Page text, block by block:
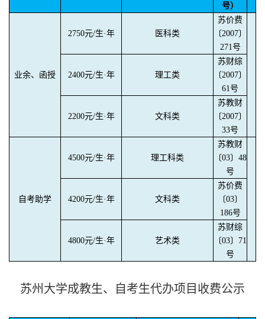
号）
业余、函授
2750元/生·年 医科类
苏价费
〔2007〕
271号
2400元/生·年 理工类
苏财综
〔2007〕
61号
2200元/生·年 文科类
苏教财
〔2007〕
33号
自考助学
4500元/生·年 理工科类
苏教财
〔03〕48
号
4200元/生·年 文科类
苏价费
〔03〕
186号
4800元/生·年 艺术类
苏财综
〔03〕71
号
苏州大学成教生、自考生代办项目收费公示